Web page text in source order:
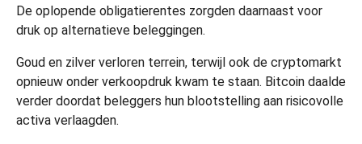
De oplopende obligatierentes zorgden daarnaast voor
druk op alternatieve beleggingen.
Goud en zilver verloren terrein, terwijl ook de cryptomarkt
opnieuw onder verkoopdruk kwam te staan. Bitcoin daalde
verder doordat beleggers hun blootstelling aan risicovolle
activa verlaagden.